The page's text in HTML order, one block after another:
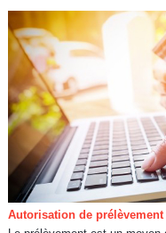
Autorisation de